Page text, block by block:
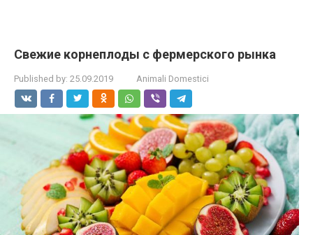
Свежие корнеплоды с фермерского рынка
Published by: 25.09.2019 Animali Domestici